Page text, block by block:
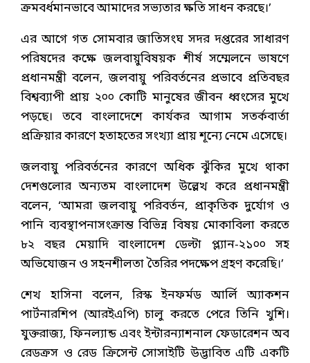
ক্রমবর্ধমানভাবে আমাদের সভ্যতার ক্ষতি সাধন করছে।’
এর আগে গত সোমবার জাতিসংঘ সদর দপ্তরের সাধারণ
পরিষদের কক্ষে জলবায়ুবিষয়ক শীর্ষ সম্মেলনে ভাষণে
প্রধানমন্ত্রী বলেন, জলবায়ু পরিবর্তনের প্রভাবে প্রতিবছর
বিশ্বব্যাপী প্রায় ২০০ কোটি মানুষের জীবন ধ্বংসের মুখে
পড়ছে। তবে বাংলাদেশে কার্যকর আগাম সতর্কবার্তা
প্রক্রিয়ার কারণে হতাহতের সংখ্যা প্রায় শূন্যে নেমে এসেছে।
জলবায়ু পরিবর্তনের কারণে অধিক ঝুঁকির মুখে থাকা
দেশগুলোর অন্যতম বাংলাদেশ উল্লেখ করে প্রধানমন্ত্রী
বলেন, ‘আমরা জলবায়ু পরিবর্তন, প্রাকৃতিক দুর্যোগ ও
পানি ব্যবস্থাপনাসংক্রান্ত বিভিন্ন বিষয় মোকাবিলা করতে
৮২ বছর মেয়াদি বাংলাদেশ ডেল্টা প্ল্যান-২১০০ সহ
অভিযোজন ও সহনশীলতা তৈরির পদক্ষেপ গ্রহণ করেছি।’
শেখ হাসিনা বলেন, রিস্ক ইনফর্মড আর্লি অ্যাকশন
পার্টনারশিপ (আরইএপি) চালু করতে পেরে তিনি খুশি।
যুক্তরাজ্য, ফিনল্যান্ড এবং ইন্টারন্যাশনাল ফেডারেশন অব
রেডক্রস ও রেড ক্রিসেন্ট সোসাইটি উদ্ভাবিত এটি একটি